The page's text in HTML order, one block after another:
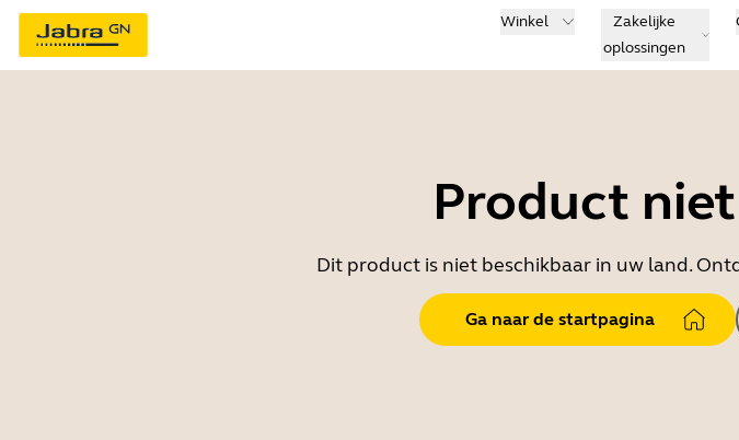
Winkel
Zakelijke
oplossingen
Product
Dit product is niet beschikbaar in uw land.
Ga naar de startpagina